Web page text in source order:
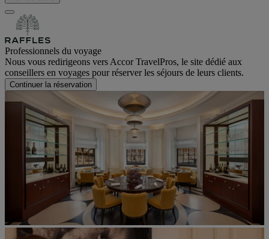
Professionnels du voyage
Nous vous redirigeons vers Accor TravelPros, le site dédié aux
conseillers en voyages pour réserver les séjours de leurs clients.
Continuer la réservation